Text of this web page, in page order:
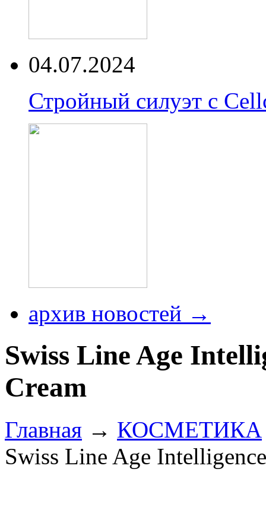
04.07.2024
Стройный силуэт с
архив новостей →
Swiss Line Age
Cream
Главная → КОСМЕТИКА
Swiss Line Age